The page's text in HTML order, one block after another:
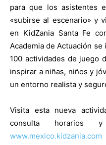
para que los asistentes
«subirse al escenario» y
en KidZania Santa Fe
Academia de Actuación
100 actividades de juego
inspirar a niñas, niños y
un entorno realista y
Visita esta nueva
consulta horarios
www.mexico.kidzania.com